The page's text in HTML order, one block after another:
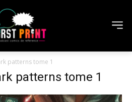
patterns tome 1
patterns tome 1